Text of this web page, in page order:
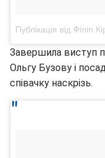
Публікація від Філіп
Завершила виступ
Ольгу Бузову і
співачку наскрізь.